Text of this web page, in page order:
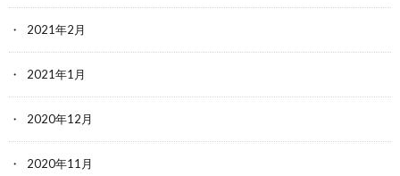
2021年2月
2021年1月
2020年12月
2020年11月